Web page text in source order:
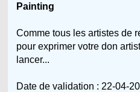
Painting
Comme tous les artistes de
pour exprimer votre don
lancer...
Date de validation : 22-04-